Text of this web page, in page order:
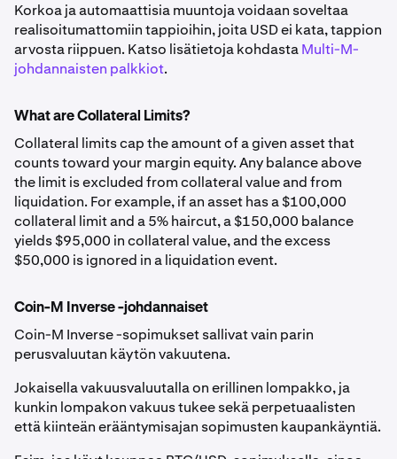
Asset Symbol Haircut
Conversion
Fee
US Dollar USD
Canadian
Dollar
CAD 0% 0.00%
Euro EUR 0% 0.00%
Pound
Australian
AUD 0%
Swiss Franc CHF 0% 0.00%
Korkoa ja automaattisia muuntoja voidaan soveltaa
realisoitumattomiin tappioihin, joita USD ei kata, tappion
arvosta riippuen. Katso lisätietoja kohdastaMulti-M-
johdannaisten palkkiot.
What are Collateral Limits?
Collateral limits cap the amount of a given asset that
counts toward your margin equity. Any balance above
the limit is excluded from collateral value and from
liquidation. For example, if an asset has a $100,000
collateral limit and a 5% haircut, a $150,000 balance
yields $95,000 in collateral value, and the excess
$50,000 is ignored in a liquidation event.
Coin-M Inverse -johdannaiset
Coin-M Inverse -sopimukset sallivat vain parin
perusvaluutan käytön vakuutena.
Jokaisella vakuusvaluutalla on erillinen lompakko, ja
kunkin lompakon vakuus tukee sekä perpetuaalisten
että kiinteän erääntymisajan sopimusten kaupankäyntiä.